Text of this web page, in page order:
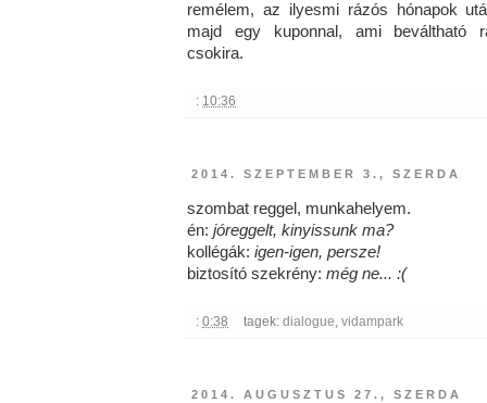
remélem, az ilyesmi rázós hónapok
majd egy kuponnal, ami beváltható
csokira.
: 10:36
2014. SZEPTEMBER 3., SZERDA
szombat reggel, munkahelyem.
én: jóreggelt, kinyissunk ma?
kollégák: igen-igen, persze!
biztosító szekrény: még ne... :(
: 0:38 tagek: dialogue, vidampark
2014. AUGUSZTUS 27., SZERDA